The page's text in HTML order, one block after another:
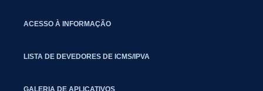
ACESSO À INFORMAÇÃO
LISTA DE DEVEDORES DE ICMS/IPVA
GALERIA DE APLICATIVOS